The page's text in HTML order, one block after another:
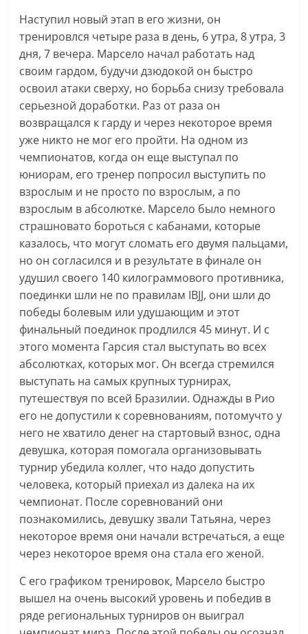
Наступил новый этап в его жизни, он
тренировлся четыре раза в день, 6 утра, 8 утра, 3
дня, 7 вечера. Марсело начал работать над
своим гардом, будучи дзюдокой он быстро
освоил атаки сверху, но борьба снизу требовала
серьезной доработки. Раз от раза он
возвращался к гарду и через некоторое время
уже никто не мог его пройти. На одном из
чемпионатов, когда он еще выступал по
юниорам, его тренер попросил выступить по
взрослым и не просто по взрослым, а по
взрослым в абсолютке. Марсело было немного
страшновато бороться с кабанами, которые
казалось, что могут сломать его двумя пальцами,
но он согласился и в результате в финале он
удушил своего 140 килограммового противника,
поединки шли не по правилам IBJJ, они шли до
победы болевым или удушающим и этот
финальный поединок продлился 45 минут. И с
этого момента Гарсия стал выступать во всех
абсолютках, которых мог. Он всегда стремился
выступать на самых крупных турнирах,
путешествуя по всей Бразилии. Однажды в Рио
его не допустили к соревнованиям, потомучто у
него не хватило денег на стартовый взнос, одна
девушка, которая помогала организовывать
турнир убедила коллег, что надо допустить
человека, который приехал из далека на их
чемпионат. После соревнований они
познакомились, девушку звали Татьяна, через
некоторое время они начали встречаться, а еще
через некоторое время она стала его женой.
С его графиком тренировок, Марсело быстро
вышел на очень высокий уровень и победив в
ряде региональных турниров он выиграл